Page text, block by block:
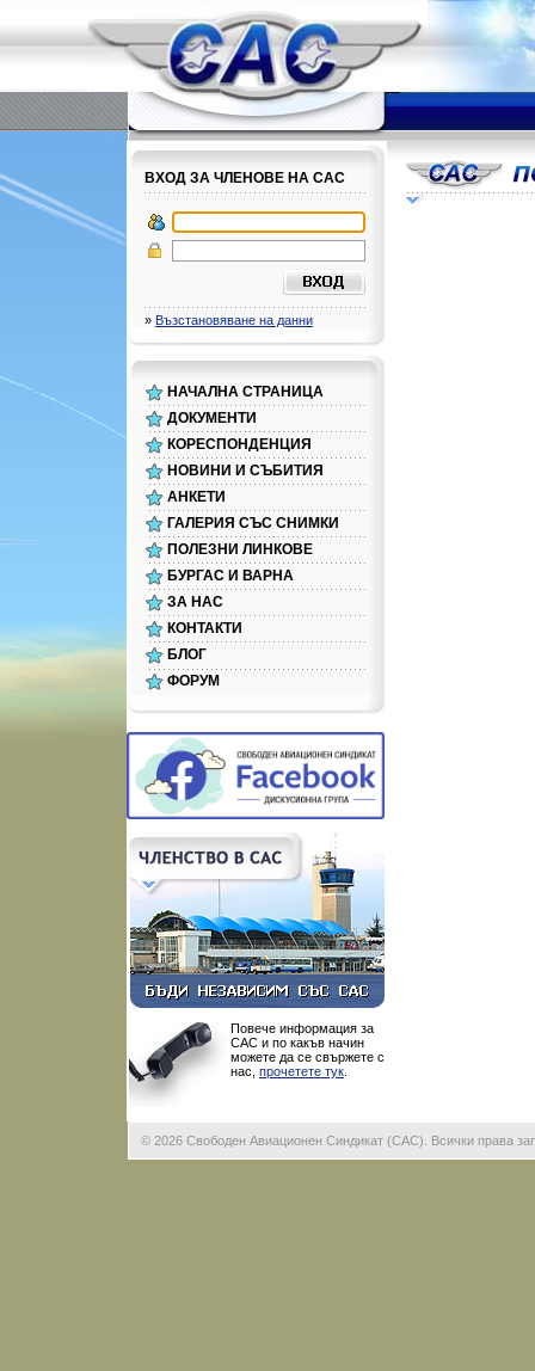
ВХОД ЗА ЧЛЕНОВЕ НА САС
» Възстановяване на данни
НАЧАЛНА СТРАНИЦА
ДОКУМЕНТИ
КОРЕСПОНДЕНЦИЯ
НОВИНИ И СЪБИТИЯ
АНКЕТИ
ГАЛЕРИЯ СЪС СНИМКИ
ПОЛЕЗНИ ЛИНКОВЕ
БУРГАС И ВАРНА
ЗА НАС
КОНТАКТИ
БЛОГ
ФОРУМ
Повече информация за
САС и по какъв начин
можете да се свържете с
нас, прочетете тук.
© 2026 Свободен Авиационен Синдикат (САС). Всички права